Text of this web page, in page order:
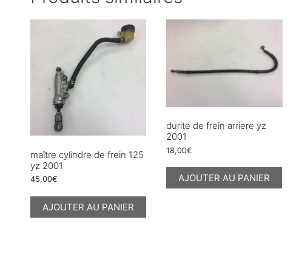
maître cylindre de frein 125
yz 2001
45,00€
AJOUTER AU PANIER
durite de frein arriere yz
2001
18,00€
AJOUTER AU PANIER